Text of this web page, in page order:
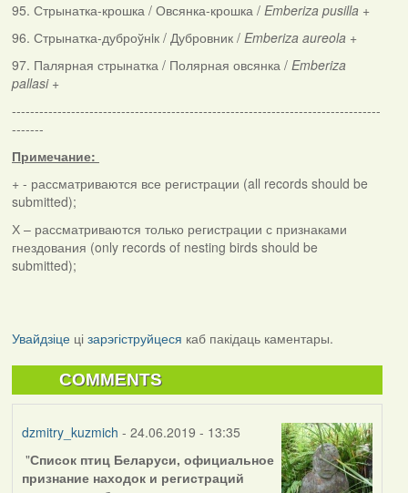
95. Стрынатка-крошка / Овсянка-крошка / Emberiza pusilla+
96. Стрынатка-дуброўнiк / Дубровник / Emberiza aureola+
97. Палярная стрынатка / Полярная овсянка / Emberiza
pallasi +
---------------------------------------------------------------------------------
-------
Примечание:
+ - рассматриваются все регистрации (all records should be
submitted);
Х – рассматриваются только регистрации с признаками
гнездования (only records of nesting birds should be
submitted);
Увайдзіцеці зарэгіструйцеся каб пакідаць каментары.
COMMENTS
dzmitry_kuzmich - 24.06.2019 - 13:35
"Список птиц Беларуси, официальное
признание находок и регистраций